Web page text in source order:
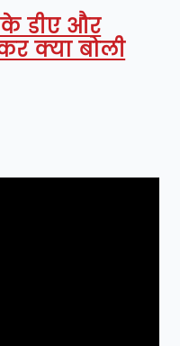
के डीए और
क्या बोली